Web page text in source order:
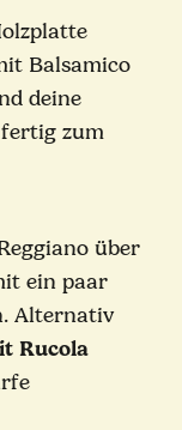
Balsamico
deine
zum
über
ein paar
Alternativ
Rucola